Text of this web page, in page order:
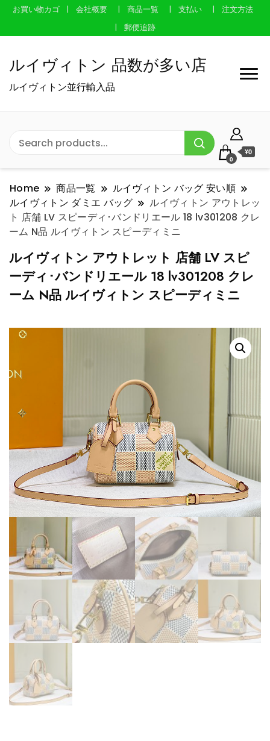
お買い物カゴ 会社概要 商品一覧 支払い
注文方法
郵便追跡
ルイヴィトン 品数が多い店
ルイヴィトン並行輸入品
0
¥0
Home 商品一覧
ルイヴィトン バッグ 安い順
ルイヴィトン ダミエ バッグ
ルイヴィトン アウトレッ
ト 店舗 LV スピーディ･バンドリエール 18 lv301208 クレ
ーム N品 ルイヴィトン スピーディミニ
ルイヴィトン アウトレット 店舗 LV スピ
ーディ･バンドリエール 18 lv301208 クレ
ーム N品 ルイヴィトン スピーディミニ